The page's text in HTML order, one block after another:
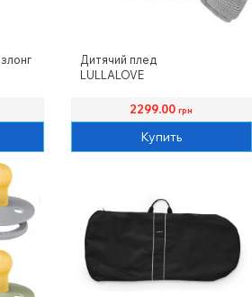
Дитячий плед
LULLALOVE
2299.00грн
Купить